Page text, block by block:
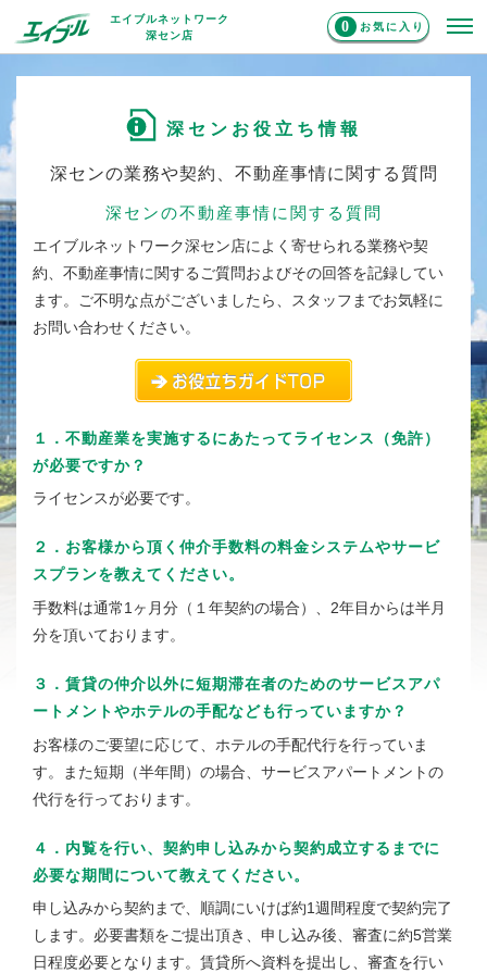
エイブルネットワーク
深セン店
0 お気に入り
深センお役立ち情報
深センの業務や契約、不動産事情に関する質問
深センの不動産事情に関する質問
エイブルネットワーク深セン店によく寄せられる業務や契
約、不動産事情に関する ご質問およびその回答を記録してい
ます。ご不明な点がございましたら、スタッフまでお気軽に
お問い合わせください。
１．不動産業を実施するにあたってライセンス（免許）
が必要ですか？
ライセンスが必要です。
２．お客様から頂く仲介手数料の料金システムやサービ
スプランを教えてください。
手数料は通常1ヶ月分（１年契約の場合）、2年目からは半月
分を頂いております。
３．賃貸の仲介以外に短期滞在者のためのサービスアパ
ートメントやホテルの手配なども行っていますか？
お客様のご要望に応じて、ホテルの手配代行を行っていま
す。また短期（半年間）の場合、サービスアパートメントの
代行を行っております。
４．内覧を行い、契約申し込みから契約成立するまでに
必要な期間について教えてください。
申し込みから契約まで、順調にいけば約1週間程度で契約完了
します。必要書類をご提出頂き、申し込み後、審査に約5営業
日程度必要となります。賃貸所へ資料を提出し、審査を行い